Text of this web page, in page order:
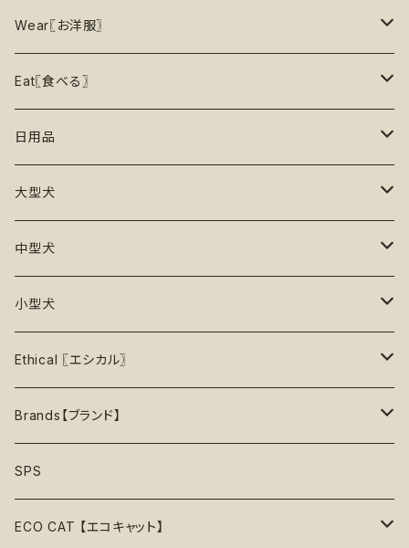
トレーニング
リックマット
初級【★☆☆☆☆】やさしい
初級＋【★★☆☆☆】ふつう
香り付き
10％OFF
35%OFF
40%OFF
お洋服
リード・ハーネス・首輪
フードボウル
再入荷なし！
ノーズワーク【Nosework】
知育玩具【Enrichment】
丈夫なおもちゃ
ぬいぐるみ
ボール
噛むおもちゃ
ロープトイ【紐】
フリスビー
音鳴るおもちゃ
音鳴らないおもちゃ
首輪
ハーネス
リード
エチケット
Wear〖お洋服〗
レインコート
ロンパース
T -シャツ
パーカー
タンクトップ
セーター
アクセサリー
リボン
バンダナ
スリーブレス・ノースリーブ
リード穴付き
Eat〖食べる〗
フードボウル
早食い防止
おやつ入れ可能
知育【エンリッチメント】
リックマット
おやつ型
ウォーターボウル
日用品
Toothbrushes【歯ブラシ】
Poop Pickup【うんち処理】
Brushes【ブラシ】
大型犬
おもちゃ
お洋服
首輪
ハーネス
中型犬
おもちゃ
お洋服
首輪
ハーネス
小型犬
おもちゃ
お洋服
首輪
ハーネス
Ethical 〖エシカル〗
Sustainable〖サスティナブル〗
Organic〖オーガニック〗
Vegan〖ヴィーガン〗
Brands【ブランド】
Alqo Wasi
Animals in Charge
SPS
ECO CAT 【エコキャット】